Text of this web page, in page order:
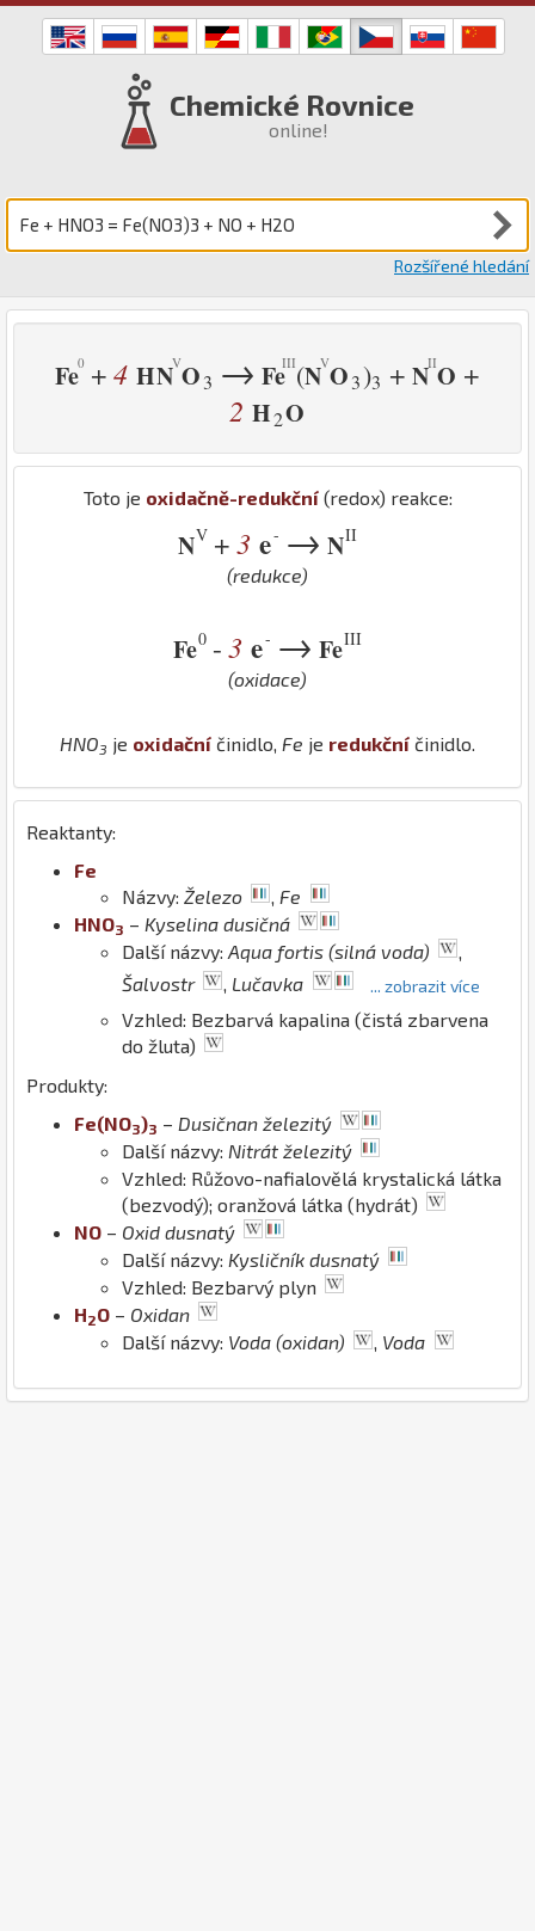
Chemické Rovnice
online!
Rozšířené hledání
Fe +4 HN O3 → Fe (N O3)3 + N O +
2 H2O
Toto je oxidačně-redukční(redox) reakce:
NV + 3 e- → NII
(redukce)
Fe0 - 3 e- → FeIII
(oxidace)
HNO3 je oxidační činidlo, Fe je redukční činidlo.
Reaktanty:
Fe
Názvy: Železo
Fe
HNO3 – Kyselina dusičná
Další názvy: Aqua fortis (silná voda)
Šalvostr
Lučavka ... zobrazit více
Vzhled: Bezbarvá kapalina (čistá zbarvena
do žluta)
Produkty:
Fe(NO3)3 – Dusičnan železitý
Další názvy: Nitrát železitý
Vzhled: Růžovo-nafialovělá krystalická látka
(bezvodý); oranžová látka (hydrát)
NO – Oxid dusnatý
Další názvy: Kysličník dusnatý
Vzhled: Bezbarvý plyn
H2O – Oxidan
Další názvy: Voda (oxidan) , Voda